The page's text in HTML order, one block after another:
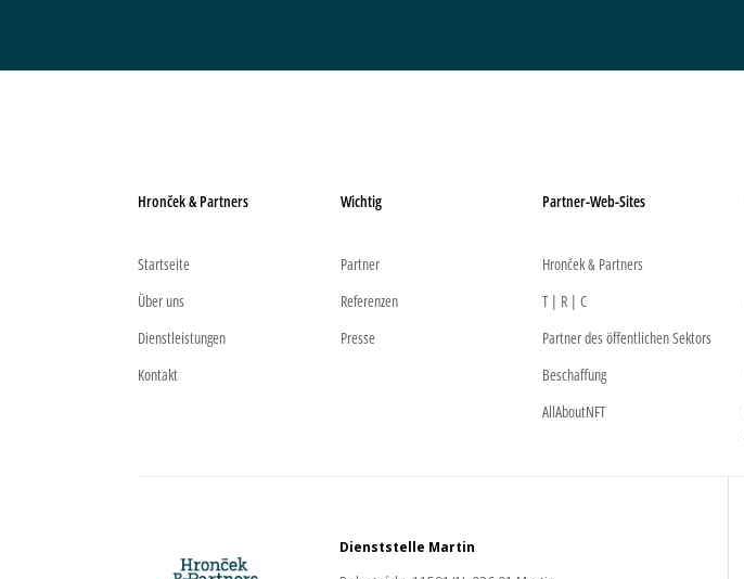
Hronček & Partners
Startseite
Über uns
Dienstleistungen
Kontakt
Wichtig
Partner
Referenzen
Presse
Partner-Web-Sites
Hronček & Partners
T | R | C
Partner des öffentlichen Sektors
Beschaffung
AllAboutNFT
Dienststelle Martin